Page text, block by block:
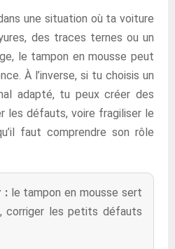
une situation où ta voiture
des traces ternes ou un
le tampon en mousse peut
À l’inverse, si tu choisis un
adapté, tu peux créer des
les défauts, voire fragiliser le
faut comprendre son rôle
:le tampon en mousse sert
corriger les petits défauts